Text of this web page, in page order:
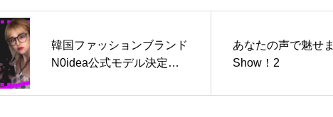
韓国ファッションブランド
N0idea公式モデル決定戦
あなたの声で魅せま
Show！2